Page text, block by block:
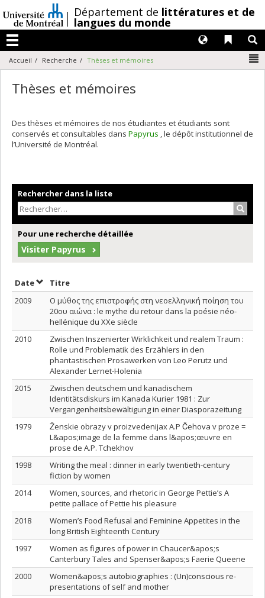
au
contenu
/Département de littératures et de
langues du monde
Menu
Liens
Langues
Accueil Recherche Thèses et mémoires
Thèses et mémoires
Des thèses et mémoires de nos étudiantes et étudiants sont
conservés et consultables dans Papyrus , le dépôt institutionnel de
l’Université de Montréal.
Rechercher dans la liste
Pour une recherche détaillée
Visiter Papyrus
DateTrier par date en ordre décroissant
Titre
2009
Ο μύθος της επιστροφής στη νεοελληνική ποίηση του
20ου αιώνα : le mythe du retour dans la poésie néo-
hellénique du XXe siècle
2010
Zwischen Inszenierter Wirklichkeit und realem Traum :
Rolle und Problematik des Erzählers in den
phantastischen Prosawerken von Leo Perutz und
Alexander Lernet-Holenia
2015
Zwischen deutschem und kanadischem
Identitätsdiskurs im Kanada Kurier 1981 : Zur
Vergangenheitsbewältigung in einer Diasporazeitung
1979
Ženskie obrazy v proizvedenijax A.P Čehova v proze =
L&apos;image de la femme dans l&apos;œuvre en
prose de A.P. Tchekhov
1998
Writing the meal : dinner in early twentieth-century
fiction by women
2014
Women, sources, and rhetoric in George Pettie’s A
petite pallace of Pettie his pleasure
2018
Women’s Food Refusal and Feminine Appetites in the
long British Eighteenth Century
1997
Women as figures of power in Chaucer&apos;s
Canterbury Tales and Spenser&apos;s Faerie Queene
2000
Women&apos;s autobiographies : (Un)conscious re-
presentations of self and mother